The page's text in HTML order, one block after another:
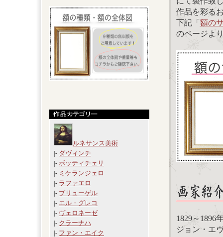
ルネサンス美術
|- ダヴィンチ
|- ボッティチェリ
|- ミケランジェロ
|- ラファエロ
|- ブリューゲル
|- エル・グレコ
|- ヴェロネーゼ
|- クラーナハ
|- ファン・エイク
作品を彩る
下記「額の
のページよ
1829～1896
ジョン・エ